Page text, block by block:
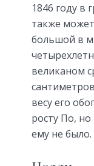
1846 году в
также
большой в
великаном
весу его
росту По,
ему не было.